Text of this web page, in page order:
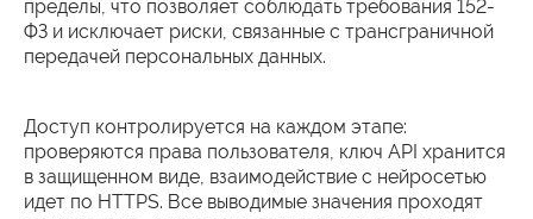
пределы, что позволяет соблюдать требования 152-
ФЗ и исключает риски, связанные с трансграничной
передачей персональных данных.
Доступ контролируется на каждом этапе:
проверяются права пользователя, ключ API хранится
в защищенном виде, взаимодействие с нейросетью
идет по HTTPS. Все выводимые значения проходят